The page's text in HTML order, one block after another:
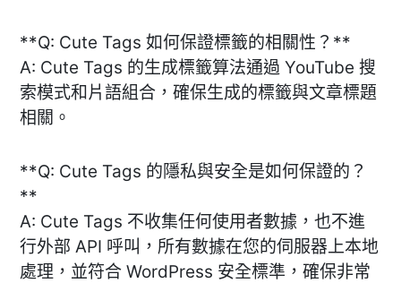
**Q: Cute Tags 如何保證標籤的相關性？**
A: Cute Tags 的生成標籤算法通過 YouTube 搜
索模式和片語組合，確保生成的標籤與文章標題
相關。
**Q: Cute Tags 的隱私與安全是如何保證的？
**
A: Cute Tags 不收集任何使用者數據，也不進
行外部 API 呼叫，所有數據在您的伺服器上本地
處理，並符合 WordPress 安全標準，確保非常